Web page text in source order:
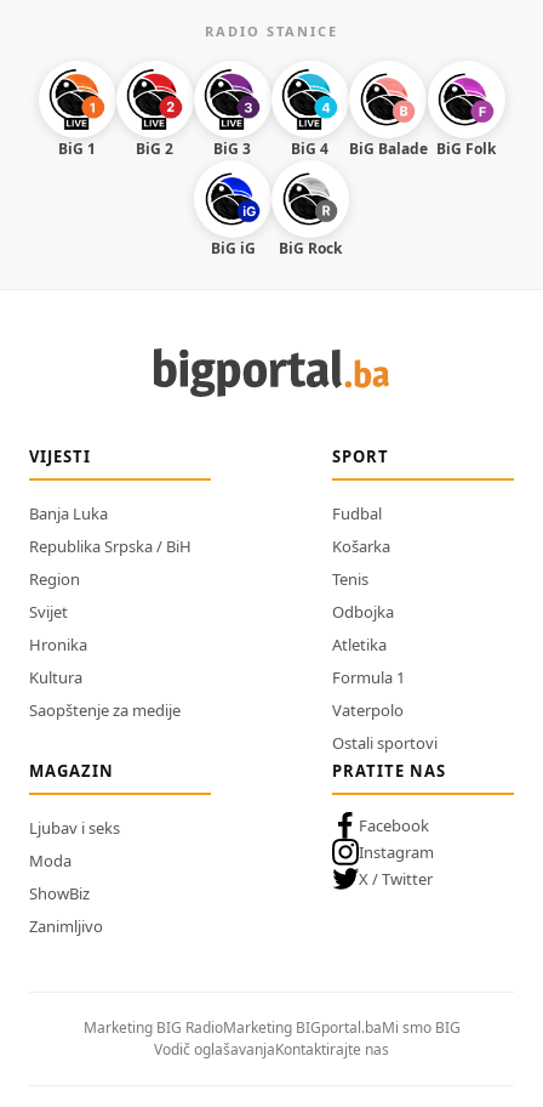
RADIO STANICE
BiG 1 BiG 2 BiG 3 BiG 4 BiG Balade BiG Folk
BiG iG BiG Rock
VIJESTI
Banja Luka
Republika Srpska / BiH
Region
Svijet
Hronika
Kultura
Saopštenje za medije
SPORT
Fudbal
Košarka
Tenis
Odbojka
Atletika
Formula 1
Vaterpolo
Ostali sportovi
MAGAZIN
Ljubav i seks
Moda
ShowBiz
Zanimljivo
PRATITE NAS
Facebook
Instagram
X / Twitter
Marketing BIG RadioMarketing BIGportal.baMi smo BIG
Vodič oglašavanjaKontaktirajte nas